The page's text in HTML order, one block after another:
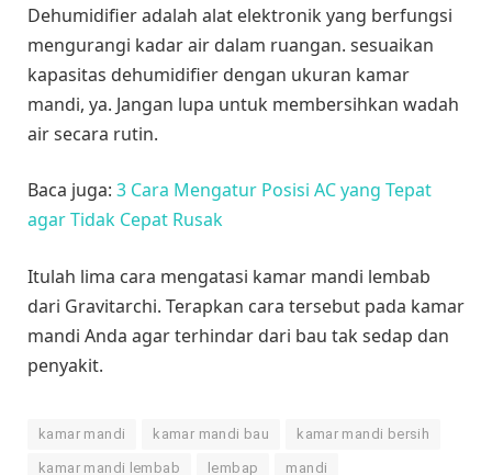
Dehumidifier adalah alat elektronik yang berfungsi
mengurangi kadar air dalam ruangan. sesuaikan
kapasitas dehumidifier dengan ukuran kamar
mandi, ya. Jangan lupa untuk membersihkan wadah
air secara rutin.
Baca juga: 3 Cara Mengatur Posisi AC yang Tepat
agar Tidak Cepat Rusak
Itulah lima cara mengatasi kamar mandi lembab
dari Gravitarchi. Terapkan cara tersebut pada kamar
mandi Anda agar terhindar dari bau tak sedap dan
penyakit.
kamar mandi kamar mandi bau kamar mandi bersih
kamar mandi lembab lembap mandi